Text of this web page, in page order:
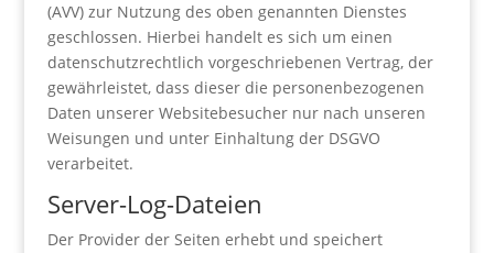
(AVV) zur Nutzung des oben genannten Dienstes
geschlossen. Hierbei handelt es sich um einen
datenschutzrechtlich vorgeschriebenen Vertrag, der
gewährleistet, dass dieser die personenbezogenen
Daten unserer Websitebesucher nur nach unseren
Weisungen und unter Einhaltung der DSGVO
verarbeitet.
Server-Log-Dateien
Der Provider der Seiten erhebt und speichert